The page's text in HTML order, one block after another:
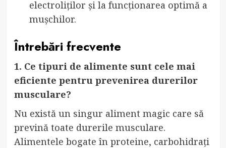
electroliților și la funcționarea optimă a
mușchilor.
Întrebări frecvente
1. Ce tipuri de alimente sunt cele mai
eficiente pentru prevenirea durerilor
musculare?
Nu există un singur aliment magic care să
prevină toate durerile musculare.
Alimentele bogate în proteine, carbohidrați